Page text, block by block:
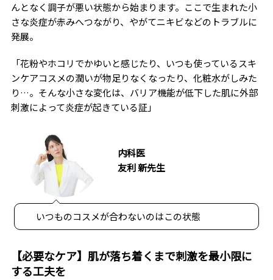
んとなく調子が悪い状態から始まります。ここで生まれた小
さな炎症が赤みへつながり、やがてニキビなどのトラブルに
発展。
「花粉やホコリでかゆいと感じたり、いつも使っているスキ
ンケアコスメの潤いが物足りなくなったり、化粧水がしみた
り…。そんな小さな変化は、バリア機能が低下した肌に外部
刺激によって炎症が起きている証」
内科医
友利 新先生
いつものコスメが合わないのはこの状態
【必要なケア】肌が落ち着くまで刺激を最小限に
する工夫を